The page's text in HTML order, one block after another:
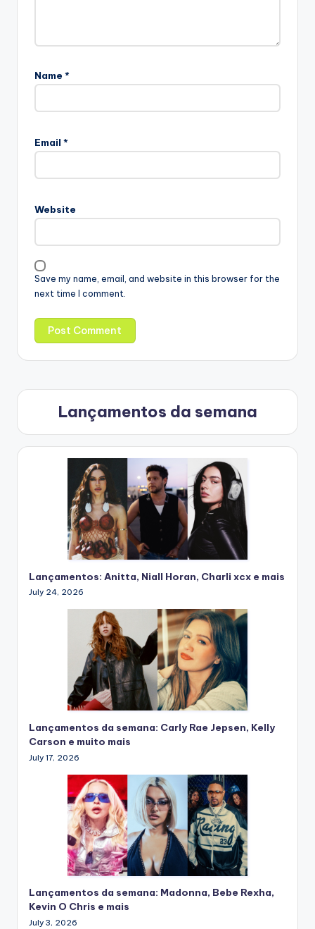
Name *
Email *
Website
Save my name, email, and website in this browser for the
next time I comment.
Lançamentos da semana
Lançamentos: Anitta, Niall Horan, Charli xcx e mais
July 24, 2026
Lançamentos da semana: Carly Rae Jepsen, Kelly
Carson e muito mais
July 17, 2026
Lançamentos da semana: Madonna, Bebe Rexha,
Kevin O Chris e mais
July 3, 2026